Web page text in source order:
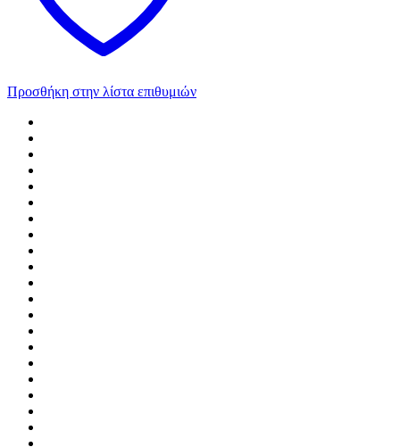
Προσθήκη στην λίστα επιθυμιών